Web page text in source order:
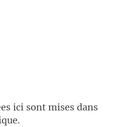
ici sont mises dans